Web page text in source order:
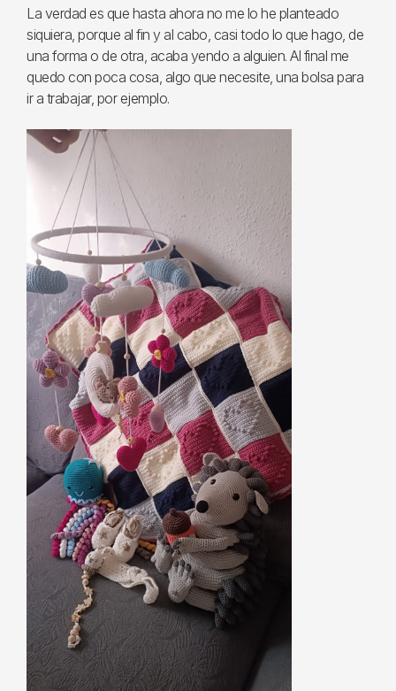
La verdad es que hasta ahora no me lo he planteado
siquiera, porque al fin y al cabo, casi todo lo que hago, de
una forma o de otra, acaba yendo a alguien. Al final me
quedo con poca cosa, algo que necesite, una bolsa para
ir a trabajar, por ejemplo.